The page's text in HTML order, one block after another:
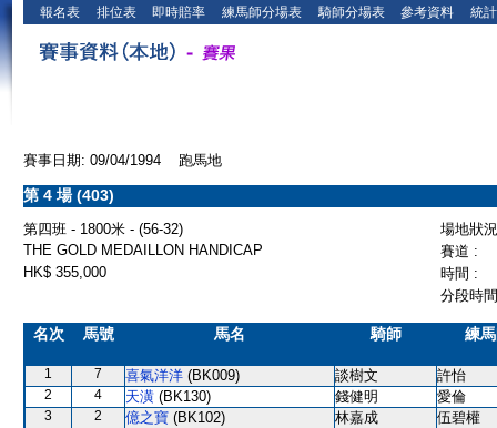
報名表 排位表 即時賠率 練馬師分場表 騎師分場表 參考資料 統
賽事日期: 09/04/1994 跑馬地
第 4 場 (403)
第四班 - 1800米 - (56-32)
場地狀
THE GOLD MEDAILLON HANDICAP
賽道 :
HK$ 355,000
時間 :
分段時
名次 馬號 馬名 騎師 練
1 7 喜氣洋洋 (BK009) 談樹文 許怡
2 4 天潢 (BK130) 錢健明 愛倫
3 2 億之寶 (BK102) 林嘉成 伍碧權